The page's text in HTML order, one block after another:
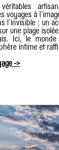
voyages à
l’invisible : un
une plage
Ici, le
intime et
->